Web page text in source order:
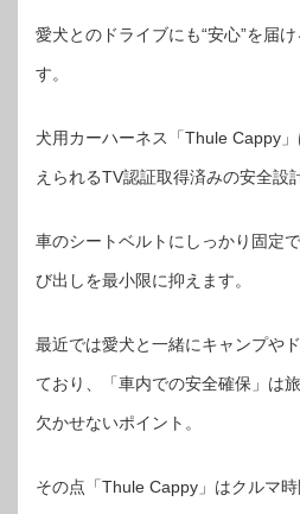
愛犬とのドライブにも“安心”を届
す。
犬用カーハーネス「Thule Cappy
えられるTV認証取得済みの安全設
車のシートベルトにしっかり固定
び出しを最小限に抑えます。
最近では愛犬と一緒にキャンプや
ており、「車内での安全確保」は
欠かせないポイント。
その点「Thule Cappy」はクルマ